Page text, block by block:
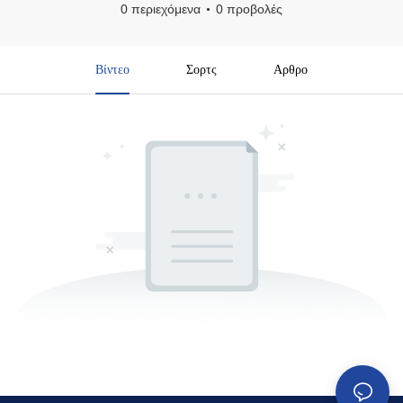
0 περιεχόμενα 0 προβολές
Βίντεο Σορτς Αρθρο